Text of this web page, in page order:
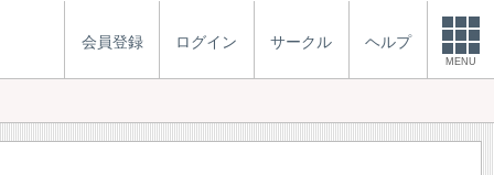
会員登録 ログイン サークル ヘルプ
MENU